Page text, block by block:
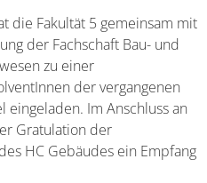
die Fakultät 5 gemeinsam mit
der Fachschaft Bau- und
zu einer
der vergangenen
eingeladen. Im Anschluss an
Gratulation der
HC Gebäudes ein Empfang